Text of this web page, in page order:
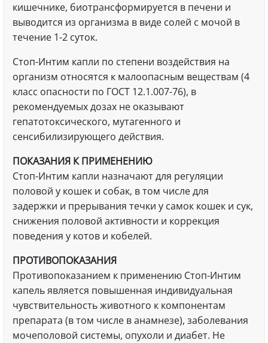
кишечнике, биотрансформируется в печени и
выводится из организма в виде солей с мочой в
течение 1-2 суток.
Стоп-Интим капли по степени воздействия на
организм относятся к малоопасным веществам (4
класс опасности по ГОСТ 12.1.007-76), в
рекомендуемых дозах не оказывают
гепатотоксического, мутагенного и
сенсибилизирующего действия.
ПОКАЗАНИЯ К ПРИМЕНЕНИЮ
Стоп-Интим капли назначают для регуляции
половой у кошек и собак, в том числе для
задержки и прерывания течки у самок кошек и сук,
снижения половой активности и коррекция
поведения у котов и кобелей.
ПРОТИВОПОКАЗАНИЯ
Противопоказанием к применению Стоп-Интим
капель является повышенная индивидуальная
чувствительность животного к компонентам
препарата (в том числе в анамнезе), заболевания
мочеполовой системы, опухоли и диабет. Не